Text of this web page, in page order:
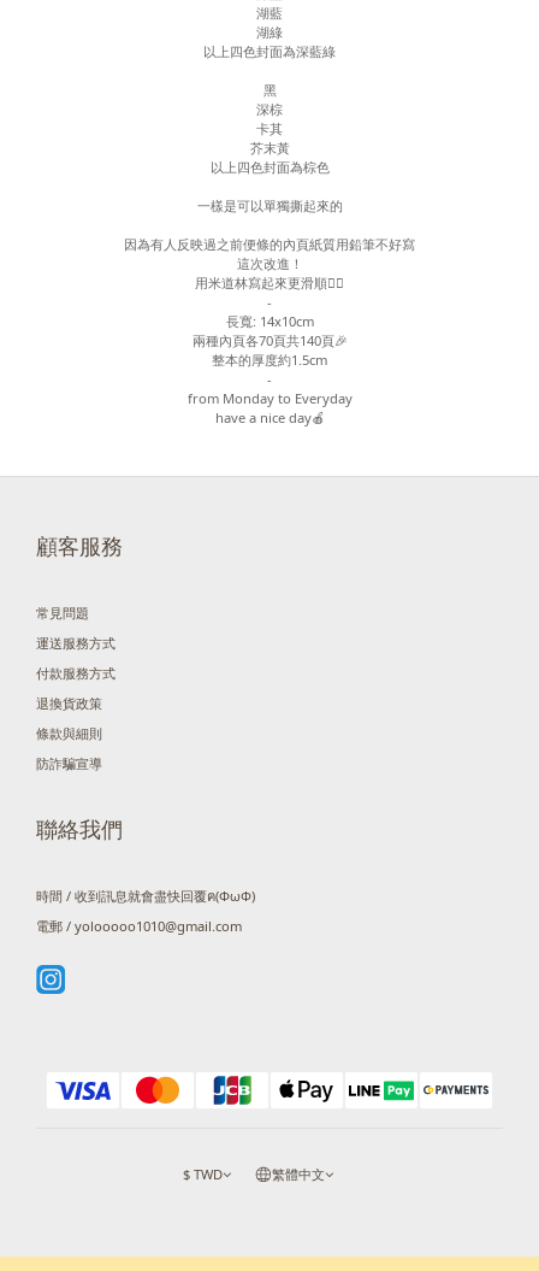
湖藍
湖綠
以上四色封面為深藍綠
黑
深棕
卡其
芥末黃
以上四色封面為棕色
一樣是可以單獨撕起來的
因為有人反映過之前便條的內頁紙質用鉛筆不好寫
這次改進！
用米道林寫起來更滑順✍🏻
-
長寬: 14x10cm
兩種內頁各70頁共140頁🎉
整本的厚度約1.5cm
-
from Monday to Everyday
have a nice day🍎
顧客服務
常見問題
運送服務方式
付款服務方式
退換貨政策
條款與細則
防詐騙宣導
聯絡我們
時間 / 收到訊息就會盡快回覆ฅ(ΦωΦ)
電郵 / yolooooo1010@gmail.com
$ TWD 繁體中文